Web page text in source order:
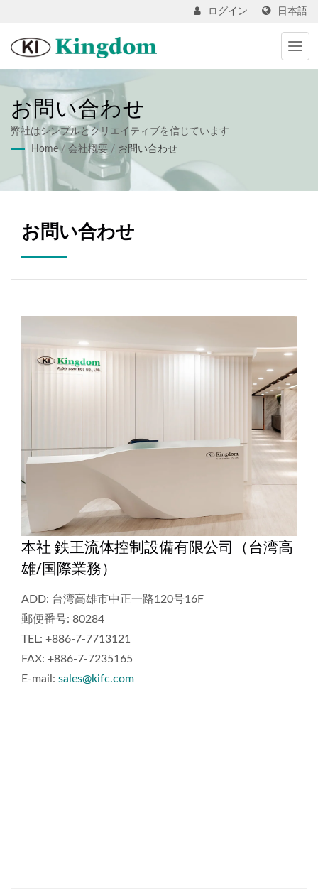
日本語
ログイン
お問い合わせ
弊社はシンプルとクリエイティブを信じています
Home / 会社概要 / お問い合わせ
お問い合わせ
本社 鉄王流体控制設備有限公司（台湾高
雄/国際業務）
ADD: 台湾高雄市中正一路120号16F
郵便番号: 80284
TEL: +886-7-7713121
FAX: +886-7-7235165
E-mail: sales@kifc.com